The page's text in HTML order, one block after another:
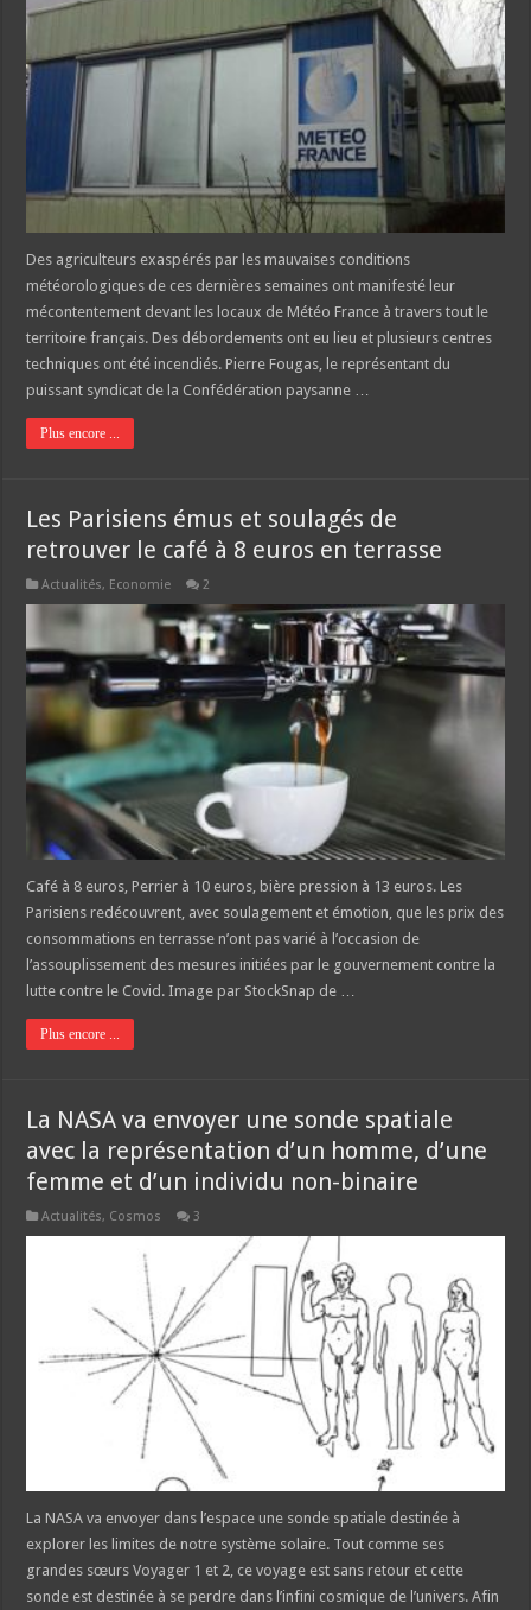
Des agriculteurs exaspérés par les mauvaises conditions
météorologiques de ces dernières semaines ont manifesté leur
mécontentement devant les locaux de Météo France à travers tout le
territoire français. Des débordements ont eu lieu et plusieurs centres
techniques ont été incendiés. Pierre Fougas, le représentant du
puissant syndicat de la Confédération paysanne …
Plus encore ...
Les Parisiens émus et soulagés de
retrouver le café à 8 euros en terrasse
Actualités, Economie 2
Café à 8 euros, Perrier à 10 euros, bière pression à 13 euros. Les
Parisiens redécouvrent, avec soulagement et émotion, que les prix des
consommations en terrasse n’ont pas varié à l’occasion de
l’assouplissement des mesures initiées par le gouvernement contre la
lutte contre le Covid. Image par StockSnap de …
Plus encore ...
La NASA va envoyer une sonde spatiale
avec la représentation d’un homme, d’une
femme et d’un individu non-binaire
Actualités, Cosmos 3
La NASA va envoyer dans l’espace une sonde spatiale destinée à
explorer les limites de notre système solaire. Tout comme ses
grandes sœurs Voyager 1 et 2, ce voyage est sans retour et cette
sonde est destinée à se perdre dans l’infini cosmique de l’univers. Afin